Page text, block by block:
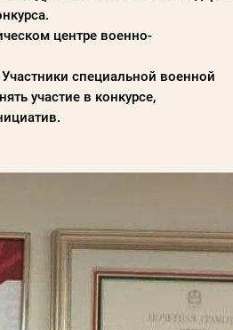
центре военно-
специальной военной
участие в конкурсе,